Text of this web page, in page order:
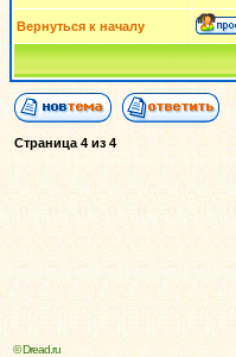
Вернуться к началу
Страница 4из 4
© Dread.ru